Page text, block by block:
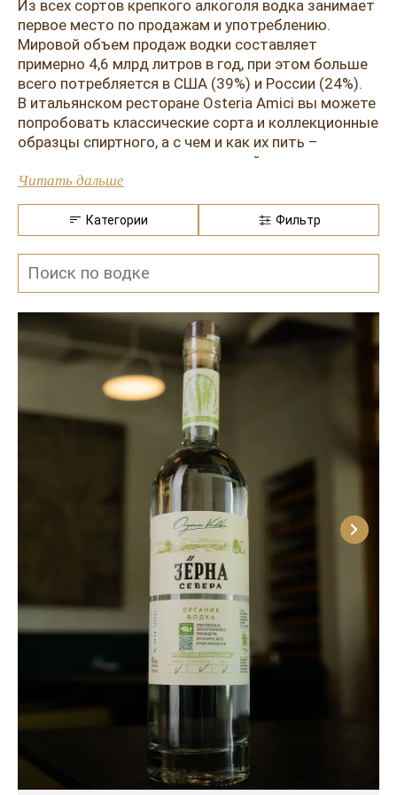
Итальянские вина
Французские вина
Испанские вина
Граппа
Водка
Саке
Пиво
Из всех сортов крепкого алкоголя водка занимает
первое место по продажам и употреблению.
Мировой объем продаж водки составляет
примерно 4,6 млрд литров в год, при этом больше
всего потребляется в США (39%) и России (24%).
В итальянском ресторане Osteria Amici вы можете
попробовать классические сорта и коллекционные
образцы спиртного, а с чем и как их пить –
подскажет наш дипломированный сомелье.
Историческая справка
О происхождении водки уже давно идут
нескончаемые споры. Сама возможность ее
появления зародилась еще в I веке нашей эры –
этим периодом датируются письменные работы
александрийских алхимиков, открывших
дистилляцию. Но ректификация, которая сейчас
также активно используется в производстве
напитка, была разработана только в середине XIX
Согласно исследованиям советского и
российского историка Вильяма Похлебкина,
винокурение в Русском государстве возникло
в 1440-1470-х годах. Основным сырьем для
производства служила рожь, а пшеница и
картофель начали активно использоваться в этих
целях только в ХХ веке.
Интересно! Современное свое название водка
получила в XIX столетии. Соответствующий
стандарт в СССР был принят в 1936 году. До этого
на Руси напитки такого типа именовали «горячим
вином», «хлебным вином», «полугаром». В
письменном источнике от 1533 года водкой
названа травяная настойка на спирту, сделанная в
лечебных целях, а в XVII веке слово «водка» уже
стало определением крепких спиртных напитков.
Производственный процесс водки
Читать дальше
Категории Фильтр